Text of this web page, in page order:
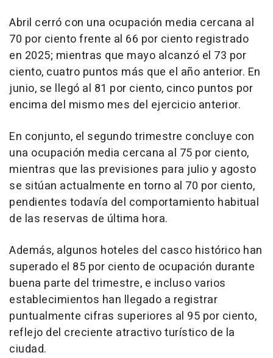
Abril cerró con una ocupación media cercana al
70 por ciento frente al 66 por ciento registrado
en 2025; mientras que mayo alcanzó el 73 por
ciento, cuatro puntos más que el año anterior. En
junio, se llegó al 81 por ciento, cinco puntos por
encima del mismo mes del ejercicio anterior.
En conjunto, el segundo trimestre concluye con
una ocupación media cercana al 75 por ciento,
mientras que las previsiones para julio y agosto
se sitúan actualmente en torno al 70 por ciento,
pendientes todavía del comportamiento habitual
de las reservas de última hora.
Además, algunos hoteles del casco histórico han
superado el 85 por ciento de ocupación durante
buena parte del trimestre, e incluso varios
establecimientos han llegado a registrar
puntualmente cifras superiores al 95 por ciento,
reflejo del creciente atractivo turístico de la
ciudad.